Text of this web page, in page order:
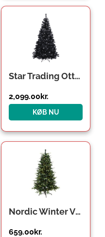
Star Trading Ottawa kunstigt juletræ med lys, sort
2,099.00kr.
KØB NU
Nordic Winter Vigga kunstigt juletræ med lys, 170 x 116 cm
659.00kr.